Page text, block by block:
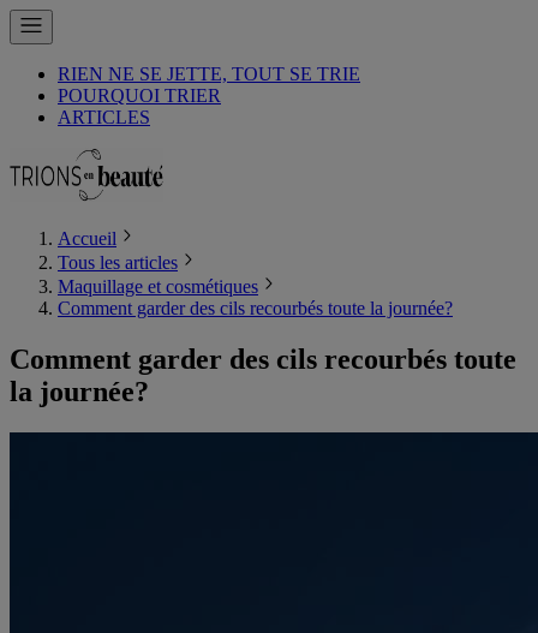
RIEN NE SE JETTE, TOUT SE TRIE
POURQUOI TRIER
ARTICLES
Accueil
Tous les articles
Maquillage et cosmétiques
Comment garder des cils recourbés toute la journée?
Comment garder des cils recourbés toute
la journée?